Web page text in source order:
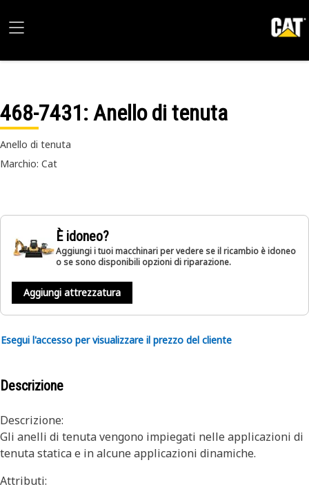
468-7431: Anello di tenuta
Anello di tenuta
Marchio: Cat
È idoneo?
Aggiungi i tuoi macchinari per vedere se il ricambio è idoneo
o se sono disponibili opzioni di riparazione.
Aggiungi attrezzatura
Esegui l'accesso per visualizzare il prezzo del cliente
Descrizione
Descrizione:
Gli anelli di tenuta vengono impiegati nelle applicazioni di
tenuta statica e in alcune applicazioni dinamiche.
Attributi: